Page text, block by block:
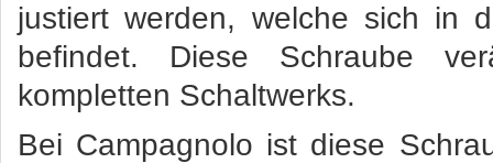
justiert werden, welche sich in
befindet. Diese Schraube
kompletten Schaltwerks.
Bei Campagnolo ist diese